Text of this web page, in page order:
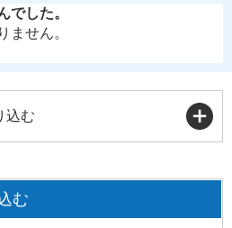
でした。
ません。
込む
む